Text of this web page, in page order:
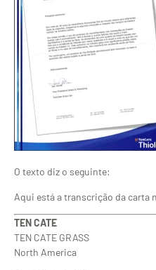
O texto diz o seguinte:
Aqui está a transcrição da carta
TEN CATE
TEN CATE GRASS
North America